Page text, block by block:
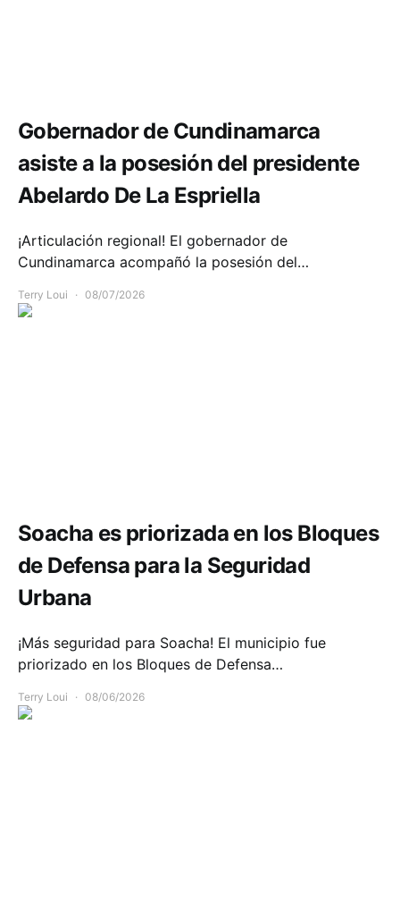
Gobernador de Cundinamarca
asiste a la posesión del presidente
Abelardo De La Espriella
¡Articulación regional! El gobernador de
Cundinamarca acompañó la posesión del…
Terry Loui 08/07/2026
Soacha es priorizada en los Bloques
de Defensa para la Seguridad
Urbana
¡Más seguridad para Soacha! El municipio fue
priorizado en los Bloques de Defensa…
Terry Loui 08/06/2026